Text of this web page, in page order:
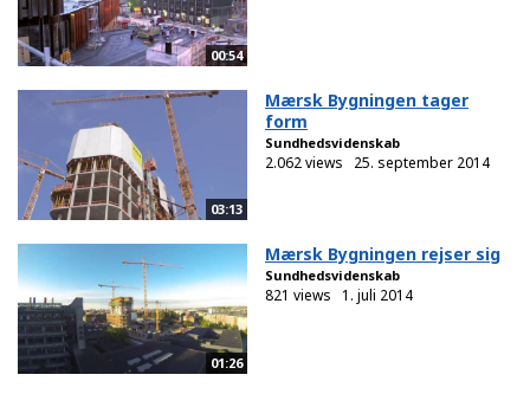
00:54
03:13
Mærsk Bygningen tager
form
Sundhedsvidenskab
2.062 views 25. september 2014
01:26
Mærsk Bygningen rejser sig
Sundhedsvidenskab
821 views 1. juli 2014